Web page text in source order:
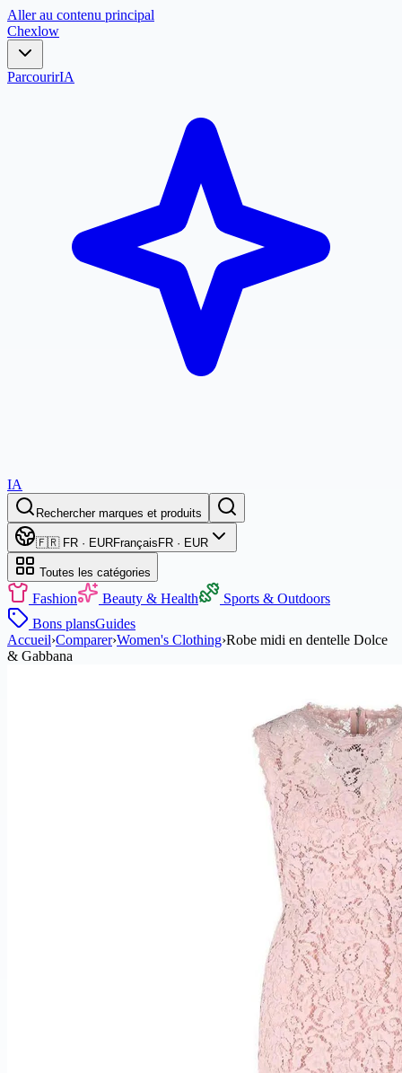
Aller au contenu principal
Chexlow
ParcourirIA
IA
Rechercher marques et produits
🇫🇷 FR · EURFrançais FR · EUR
Toutes les catégories
Fashion Beauty & Health
Sports & Outdoors
Bons plansGuides
Accueil›Comparer›Women's Clothing›Robe midi en dentelle Dolce
& Gabbana